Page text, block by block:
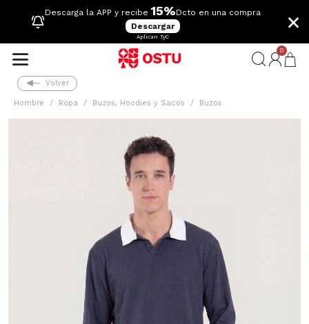
Descarga la APP y recibe 15%Dcto en una compra
Descargar
Aplican TyC
×
0
Volver
Hombre Ropa Buzos, Hoodies y Sacos Buzos